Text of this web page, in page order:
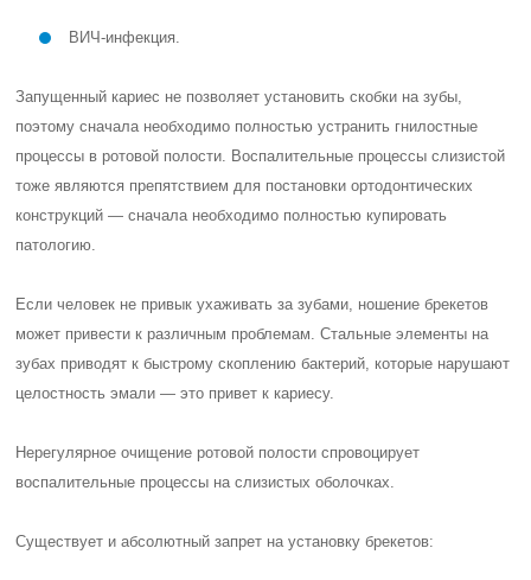
ВИЧ-инфекция.
Запущенный кариес не позволяет установить скобки на зубы,
поэтому сначала необходимо полностью устранить гнилостные
процессы в ротовой полости. Воспалительные процессы слизистой
тоже являются препятствием для постановки ортодонтических
конструкций — сначала необходимо полностью купировать
патологию.
Если человек не привык ухаживать за зубами, ношение брекетов
может привести к различным проблемам. Стальные элементы на
зубах приводят к быстрому скоплению бактерий, которые нарушают
целостность эмали — это привет к кариесу.
Нерегулярное очищение ротовой полости спровоцирует
воспалительные процессы на слизистых оболочках.
Существует и абсолютный запрет на установку брекетов: